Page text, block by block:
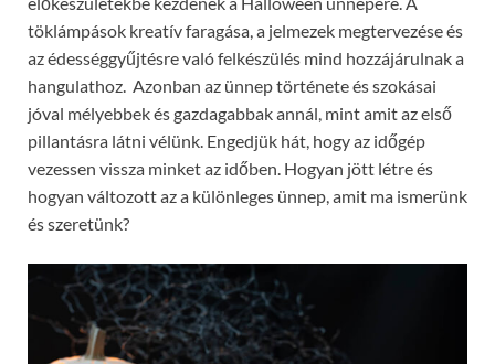
töklámpások kreatív faragása, a jelmezek megtervezése és
az édességgyűjtésre való felkészülés mind hozzájárulnak a
hangulathoz. Azonban az ünnep története és szokásai
jóval mélyebbek és gazdagabbak annál, mint amit az első
pillantásra látni vélünk. Engedjük hát, hogy az időgép
vezessen vissza minket az időben. Hogyan jött létre és
hogyan változott az a különleges ünnep, amit ma ismerünk
és szeretünk?